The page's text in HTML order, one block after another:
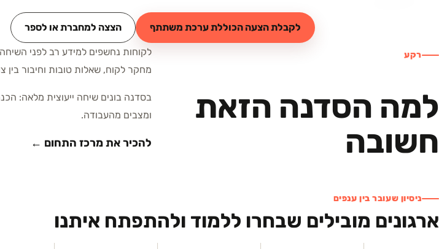
לקבלת הצעה הכוללת ערכת משתתף הצצה למחברת או לספר
רקע
למה הסדנה הזאת
חשובה
לקוחות נחשפים למידע רב לפני
מחקר לקוח, שאלות טובות וחיבור
בסדנה בונים שיחה ייעוצית מלאה:
ומצבים מהעבודה.
להכיר את מרכז התחום ←
ניסיון שעובר בין ענפים
ארגונים מובילים שבחרו ללמוד ולהתפתח איתנו